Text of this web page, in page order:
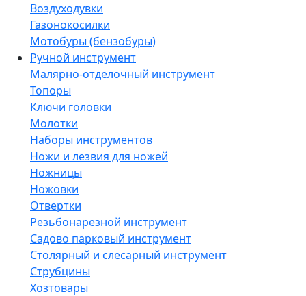
Воздуходувки
Газонокосилки
Мотобуры (бензобуры)
Ручной инструмент
Малярно-отделочный инструмент
Топоры
Ключи головки
Молотки
Наборы инструментов
Ножи и лезвия для ножей
Ножницы
Ножовки
Отвертки
Резьбонарезной инструмент
Садово парковый инструмент
Столярный и слесарный инструмент
Струбцины
Хозтовары